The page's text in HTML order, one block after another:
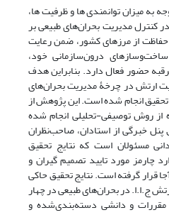
به میزان توانمندی ­ها و ظرفیت ­ها،
کنترل مدیریت بحران‌های طبیعی بر
حفاظت از مرزهای کشور، ضمن رعایت
درون‌سازمانی خود،
حضور فعال دارد. بنابراین هدف
ارتش در چرخۀ مدیریت بحران‌های
انجام شده است. این پژوهش از
از روش توصیفی-تحلیلی انجام شده
خبرگی از استادان، صاحب‌نظران
مسئولان است که نتایج تحقیق
چارمز مورد تایید تصمیم­ گیران و
قرار گرفته است. نتایج تحقیق حاکی
ج.ا.ا. در بحران‌های طبیعی در چهار
و مقررات و دانشی دسته‌بندی‌شده و